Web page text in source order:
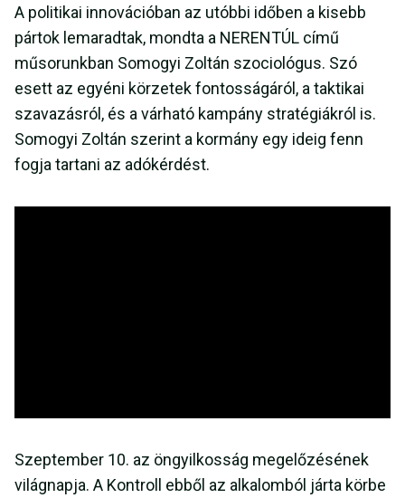
A politikai innovációban az utóbbi időben a kisebb
pártok lemaradtak, mondta a NERENTÚL című
műsorunkban Somogyi Zoltán szociológus. Szó
esett az egyéni körzetek fontosságáról, a taktikai
szavazásról, és a várható kampány stratégiákról is.
Somogyi Zoltán szerint a kormány egy ideig fenn
fogja tartani az adókérdést.
Szeptember 10. az öngyilkosság megelőzésének
világnapja. A Kontroll ebből az alkalomból járta körbe